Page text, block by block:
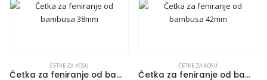
ČETKE ZA KOSU
Četka za feniranje od bambusa 38mm
ČETKE ZA KOSU
Četka za feniranje od bambusa 42mm